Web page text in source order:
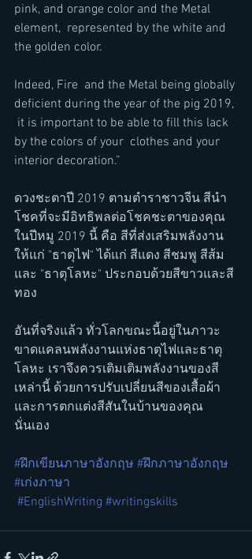
pink, and orange color and the Metal
element,  represented by the white and
the golden color.
Indeed, Fire  and the Metal being globally
deficient during the year of the pig 2019,
it is important to be able to fill this lack
by the colors of your  clothes and your
interior decoration.”
ดวงชะตาปี 2019 ตามตำราชาวจีน สีนำ
โชคที่จะมีอิทธิพลต่อโชคชะตาของคุณ
ในปีหมู 2019 นี้ คือ สีที่ส่งเสริมพลังงาน
ให้แก่ "ธาตุไฟ" ได้แก่ สีแดง สีชมพู สีส้ม
และ "ธาตุโลหะ" ประกอบด้วยสีขาวและสี
ทอง
อันที่จริงแล้ว ทั่วโลกขณะนี้อยู่ในภาวะ
ขาดแคลนพลังงานแห่งธาตุไฟและธาตุ
โลหะ เราจึงควรเติมเติมพลังงานของสี
เหล่านี้ ด้วยการปรับเปลี่ยนสีของเสื้อผ้า
และการตกแต่งสีสันในบ้านของคุณ
นั่นเอง
#ฝึกเขียนภาษาอังกฤษ #ฝึกภาษาอังกฤษ
#เก่งภาษา
#EnglishWriting #writingskills